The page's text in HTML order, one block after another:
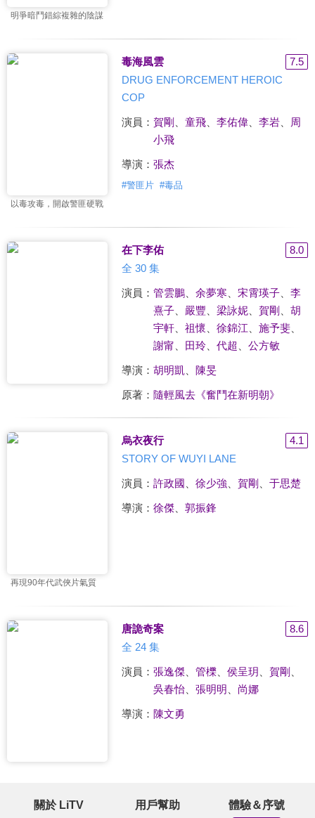
明爭暗鬥錯綜複雜的陰謀
以毒攻毒，開啟警匪硬戰
毒海風雲
7.5
DRUG ENFORCEMENT HEROIC
COP
演員： 賀剛 童飛、 李佑偉、 李岩、
周
小飛
導演： 張杰
#警匪片 #毒品
在下李佑
8.0
全 30 集
演員： 管雲鵬、 余夢寒 宋霄瑛子、 李
熹子、 嚴豐 梁詠妮、 賀剛
胡
宇軒、 祖懷 徐錦江 施予斐、
謝甯
田玲、 代超 公方敏
導演： 胡明凱 陳旻
原著： 隨輕風去《奮鬥在新明朝》
再現90年代武俠片氣質
烏衣夜行
4.1
STORY OF WUYI LANE
演員： 許政國 徐少強 賀剛 于思楚
導演： 徐傑、 郭振鋒
唐詭奇案
8.6
全 24 集
演員： 張逸傑、 管櫟、 侯呈玥 賀剛
吳春怡、 張明明 尚娜
導演： 陳文勇
關於 LiTV 用戶幫助 體驗＆序號